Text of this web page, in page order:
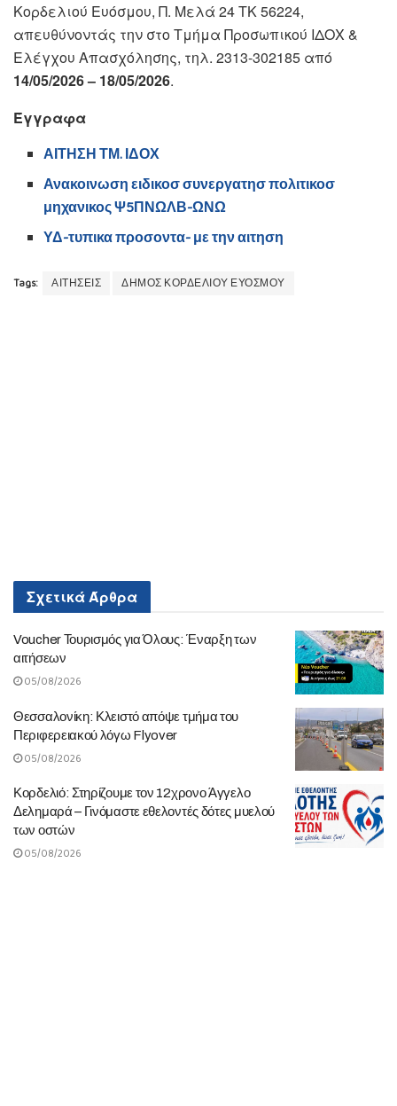
Κορδελιού Ευόσμου, Π. Μελά 24 ΤΚ 56224,
απευθύνοντάς την στο Τμήμα Προσωπικού ΙΔΟΧ &
Ελέγχου Απασχόλησης, τηλ. 2313-302185 από
14/05/2026 – 18/05/2026.
Έγγραφα
ΑΙΤΗΣΗ ΤΜ. ΙΔΟΧ
Ανακοινωση ειδικοσ συνεργατησ πολιτικοσ
μηχανικος Ψ5ΠΝΩΛΒ-ΩΝΩ
ΥΔ-τυπικα προσοντα- με την αιτηση
Tags: ΑΙΤΗΣΕΙΣ ΔΗΜΟΣ ΚΟΡΔΕΛΙΟΥ ΕΥΟΣΜΟΥ
ΣχετικάΆρθρα
Voucher Τουρισμός για Όλους: Έναρξη των
αιτήσεων
05/08/2026
Θεσσαλονίκη: Κλειστό απόψε τμήμα του
Περιφερειακού λόγω Flyover
05/08/2026
Κορδελιό: Στηρίζουμε τον 12χρονο Άγγελο
Δελημαρά – Γινόμαστε εθελοντές δότες μυελού
των οστών
05/08/2026